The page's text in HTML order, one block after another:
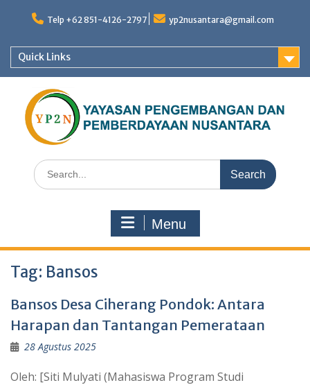
Telp +62 851-4126-2797 yp2nusantara@gmail.com
Quick Links
Search
for:
Menu
Tag: Bansos
Bansos Desa Ciherang Pondok: Antara
Harapan dan Tantangan Pemerataan
28 Agustus 2025
Oleh: [Siti Mulyati (Mahasiswa Program Studi